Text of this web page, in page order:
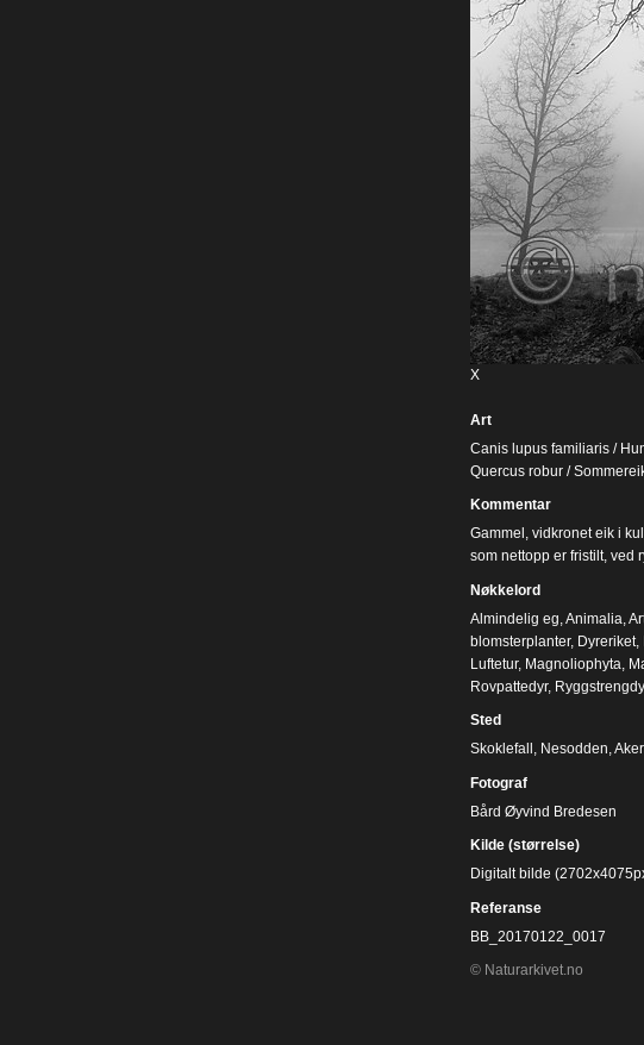
X
Art
Canis lupus familiaris /
Quercus robur /
Kommentar
Gammel, vidkronet eik i
som nettopp er fristilt, ved
Nøkkelord
Almindelig eg Animalia
blomsterplanter, Dyreriket,
Luftetur, Magnoliophyta
Rovpattedyr,
Sted
Skoklefall, Nesodden,
Fotograf
Bård Øyvind Bredesen
Kilde (størrelse)
Digitalt bilde
Referanse
BB_20170122_0017
© Naturarkivet.no